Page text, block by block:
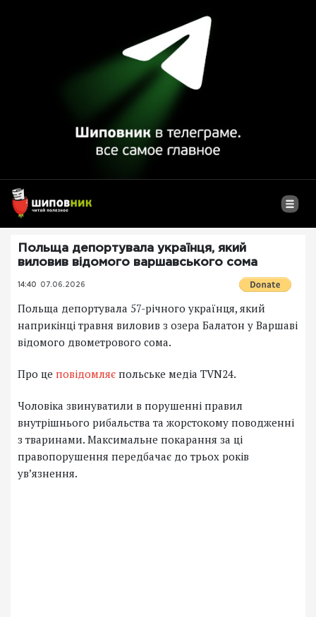
Польща депортувала українця, який
виловив відомого варшавського сома
14:40 07.06.2026
Польща депортувала 57-річного українця, який
наприкінці травня виловив з озера Балатон у Варшаві
відомого двометрового сома.
Про це повідомляє польське медіа TVN24.
Чоловіка звинуватили в порушенні правил
внутрішнього рибальства та жорстокому поводженні
з тваринами. Максимальне покарання за ці
правопорушення передбачає до трьох років
ув’язнення.